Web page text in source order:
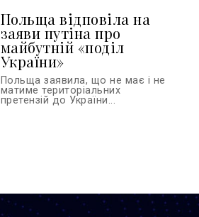
Польща відповіла на
заяви путіна про
майбутній «поділ
України»
Польща заявила, що не має і не
матиме територіальних
претензій до України...